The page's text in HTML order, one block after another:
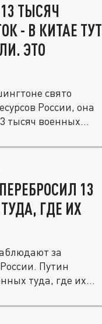
ТЫСЯЧ
- В КИТАЕ ТУТ
ЭТО
свято
России, она
тысяч военных...
13
ГДЕ ИХ
за
Путин
туда, где их